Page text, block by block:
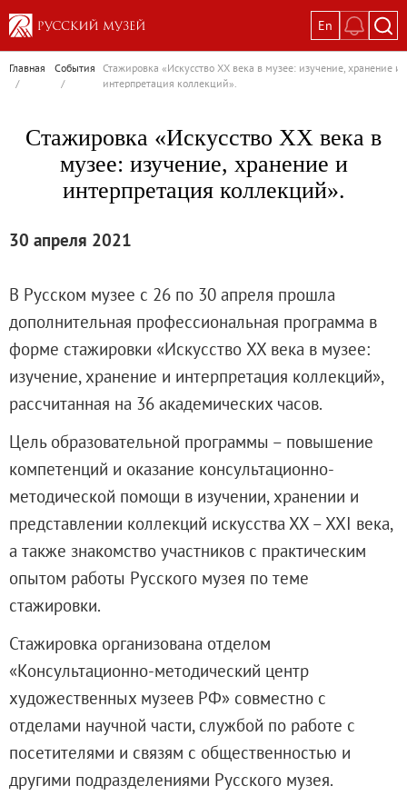
En
Выставки
Текущие выставки
Пётр Кончаловский. Сад в цвету
Иван Шишкин. Русский лес
Василий Тропинин
Постоянная экспозиция «Наш
Русское искусство первой половины
Древнерусское искусство ХII—XVII
Русское искусство XVIII века
Русское искусство второй половины
Русское народное искусство XVII-XXI
Будущие выставки
Выездные выставки
Садко
Михаил Нестеров
Архив выставок
Эпоха Императора Александра III и её
Архип Куинджи. Иллюзия света
Русская традиция
Наш авангард
Фёдор Васильев. К 175-летию со дня
Посетителям
Главная
/
События
/
Стажировка «Искусство XX века в музее: изучение, хранение и
интерпретация коллекций».
Стажировка «Искусство XX века в
музее: изучение, хранение и
интерпретация коллекций».
30 апреля 2021
В Русском музее с 26 по 30 апреля прошла
дополнительная профессиональная программа в
форме стажировки «Искусство XX века в музее:
изучение, хранение и интерпретация коллекций»,
рассчитанная на 36 академических часов.
Цель образовательной программы – повышение
компетенций и оказание консультационно-
методической помощи в изучении, хранении и
представлении коллекций искусства ХХ – ХХI века,
а также знакомство участников с практическим
опытом работы Русского музея по теме
стажировки.
Стажировка организована отделом
«Консультационно-методический центр
художественных музеев РФ» совместно с
отделами научной части, службой по работе с
посетителями и связям с общественностью и
другими подразделениями Русского музея.